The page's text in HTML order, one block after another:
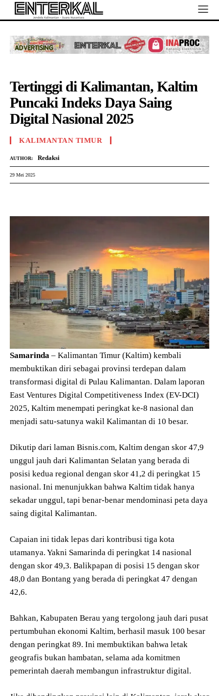
Tertinggi di Kalimantan, Kaltim
Puncaki Indeks Daya Saing
Digital Nasional 2025
KALIMANTAN TIMUR
AUTHOR: Redaksi
29 Mei 2025
Samarinda – Kalimantan Timur (Kaltim) kembali
membuktikan diri sebagai provinsi terdepan dalam
transformasi digital di Pulau Kalimantan. Dalam laporan
East Ventures Digital Competitiveness Index (EV-DCI)
2025, Kaltim menempati peringkat ke-8 nasional dan
menjadi satu-satunya wakil Kalimantan di 10 besar.
Dikutip dari laman Bisnis.com, Kaltim dengan skor 47,9
unggul jauh dari Kalimantan Selatan yang berada di
posisi kedua regional dengan skor 41,2 di peringkat 15
nasional. Ini menunjukkan bahwa Kaltim tidak hanya
sekadar unggul, tapi benar-benar mendominasi peta daya
saing digital Kalimantan.
Capaian ini tidak lepas dari kontribusi tiga kota
utamanya. Yakni Samarinda di peringkat 14 nasional
dengan skor 49,3. Balikpapan di posisi 15 dengan skor
48,0 dan Bontang yang berada di peringkat 47 dengan
42,6.
Bahkan, Kabupaten Berau yang tergolong jauh dari pusat
pertumbuhan ekonomi Kaltim, berhasil masuk 100 besar
dengan peringkat 89. Ini membuktikan bahwa letak
geografis bukan hambatan, selama ada komitmen
pemerintah daerah membangun infrastruktur digital.